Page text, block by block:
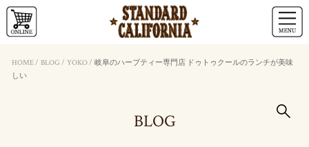
HOME/ BLOG / YOKO/ 岐阜のハーブティー専門店 ドゥトゥクールのランチが美味
しい
BLOG